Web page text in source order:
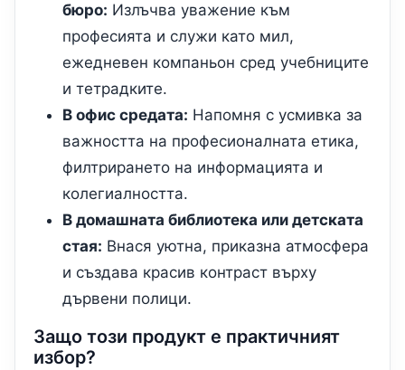
бюро: Излъчва уважение към
професията и служи като мил,
ежедневен компаньон сред учебниците
и тетрадките.
В офис средата: Напомня с усмивка за
важността на професионалната етика,
филтрирането на информацията и
колегиалността.
В домашната библиотека или детската
стая: Внася уютна, приказна атмосфера
и създава красив контраст върху
дървени полици.
Защо този продукт е практичният
избор?